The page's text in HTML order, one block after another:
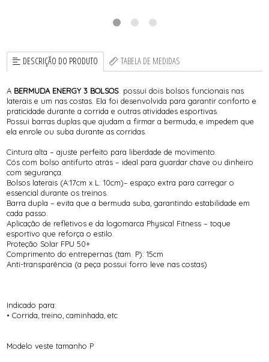
DESCRIÇÃO DO PRODUTO TABELA DE MEDIDAS
A BERMUDA ENERGY 3 BOLSOSpossui dois bolsos funcionais nas
laterais e um nas costas. Ela foi desenvolvida para garantir conforto e
praticidade durante a corrida e outras atividades esportivas.
Possui barras duplas que ajudam a firmar a bermuda, e impedem que
ela enrole ou suba durante as corridas.
Cintura alta – ajuste perfeito para liberdade de movimento.
Cós com bolso antifurto atrás – ideal para guardar chave ou dinheiro
com segurança.
Bolsos laterais (A:17cm x L: 10cm)– espaço extra para carregar o
essencial durante os treinos.
Barra dupla – evita que a bermuda suba, garantindo estabilidade em
cada passo.
Aplicação de refletivos e da logomarca Physical Fitness – toque
esportivo que reforça o estilo.
Proteção Solar FPU 50+
Comprimento do entrepernas (tam. P): 15cm
Anti-transparência (a peça possui forro leve nas costas)
Indicado para:
• Corrida, treino, caminhada, etc
Modelo veste tamanho P